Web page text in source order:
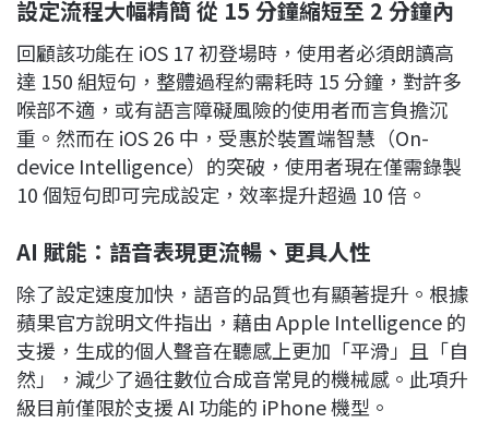
設定流程大幅精簡 從 15 分鐘縮短至 2 分鐘內
回顧該功能在 iOS 17 初登場時，使用者必須朗讀高
達 150 組短句，整體過程約需耗時 15 分鐘，對許多
喉部不適，或有語言障礙風險的使用者而言負擔沉
重。然而在 iOS 26 中，受惠於裝置端智慧（On-
device Intelligence）的突破，使用者現在僅需錄製
10 個短句即可完成設定，效率提升超過 10 倍。
AI 賦能：語音表現更流暢、更具人性
除了設定速度加快，語音的品質也有顯著提升。根據
蘋果官方說明文件指出，藉由 Apple Intelligence 的
支援，生成的個人聲音在聽感上更加「平滑」且「自
然」，減少了過往數位合成音常見的機械感。此項升
級目前僅限於支援 AI 功能的 iPhone 機型。